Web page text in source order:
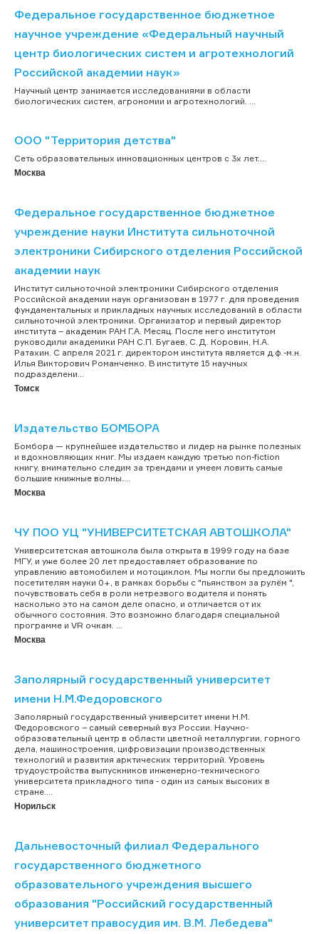
Федеральное государственное бюджетное
научное учреждение «Федеральный научный
центр биологических систем и агротехнологий
Российской академии наук»
Научный центр занимается исследованиями в области
биологических систем, агрономии и агротехнологий. ...
ООО "Территория детства"
Сеть образовательных инновационных центров с 3х лет....
Москва
Федеральное государственное бюджетное
учреждение науки Института сильноточной
электроники Сибирского отделения Российской
академии наук
Институт сильноточной электроники Сибирского отделения
Российской академии наук организован в 1977 г. для проведения
фундаментальных и прикладных научных исследований в области
сильноточной электроники. Организатор и первый директор
института – академик РАН Г.А. Месяц. После него институтом
руководили академики РАН С.П. Бугаев, С.Д. Коровин, Н.А.
Ратахин. С апреля 2021 г. директором института является д.ф.-м.н.
Илья Викторович Романченко. В институте 15 научных
подразделени...
Томск
Издательство БОМБОРА
Бомбора — крупнейшее издательство и лидер на рынке полезных
и вдохновляющих книг. Мы издаем каждую третью non-fiction
книгу, внимательно следим за трендами и умеем ловить самые
большие книжные волны....
Москва
ЧУ ПОО УЦ "УНИВЕРСИТЕТСКАЯ АВТОШКОЛА"
Университетская автошкола была открыта в 1999 году на базе
МГУ, и уже более 20 лет предоставляет образование по
управлению автомобилем и мотоциклом. Мы могли бы предложить
посетителям науки 0+, в рамках борьбы с "пьянством за рулём ",
почувствовать себя в роли нетрезвого водителя и понять
насколько это на самом деле опасно, и отличается от их
обычного состояния. Это возможно благодаря специальной
программе и VR очкам. ...
Москва
Заполярный государственный университет
имени Н.М.Федоровского
Заполярный государственный университет имени Н.М.
Федоровского – самый северный вуз России. Научно-
образовательный центр в области цветной металлургии, горного
дела, машиностроения, цифровизации производственных
технологий и развития арктических территорий. Уровень
трудоустройства выпускников инженерно-технического
университета прикладного типа - один из самых высоких в
стране....
Норильск
Дальневосточный филиал Федерального
государственного бюджетного
образовательного учреждения высшего
образования "Российский государственный
университет правосудия им. В.М. Лебедева"